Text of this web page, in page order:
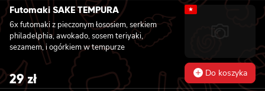
Futomaki SAKE TEMPURA
6x futomaki z pieczonym łososiem, serkiem
philadelphia, awokado, sosem teriyaki,
sezamem, i ogórkiem w tempurze
★
29zł Do koszyka